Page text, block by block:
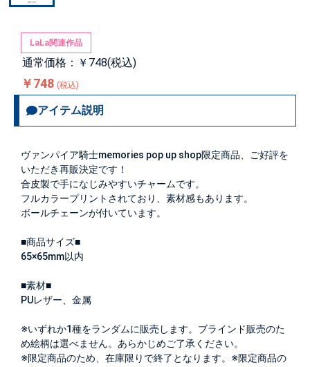
LaLa関連作品
通常価格：￥748(税込)
￥748 (税込)
アイテム説明
ヴァンパイア騎士memories pop up shop限定商品、ご好評を
いただき再販決定です！
合皮製で手になじみやすいチャームです。
フルカラープリントされており、素材感もあります。
ボールチェーンが付いています。
■商品サイズ■
65×65mm以内
■素材■
PUレザー、金属
※いずれか1種をランダムに販売します。ブラインド販売のた
め絵柄は選べません。あらかじめご了承ください。
※限定商品のため、在庫限りで終了となります。※限定商品の